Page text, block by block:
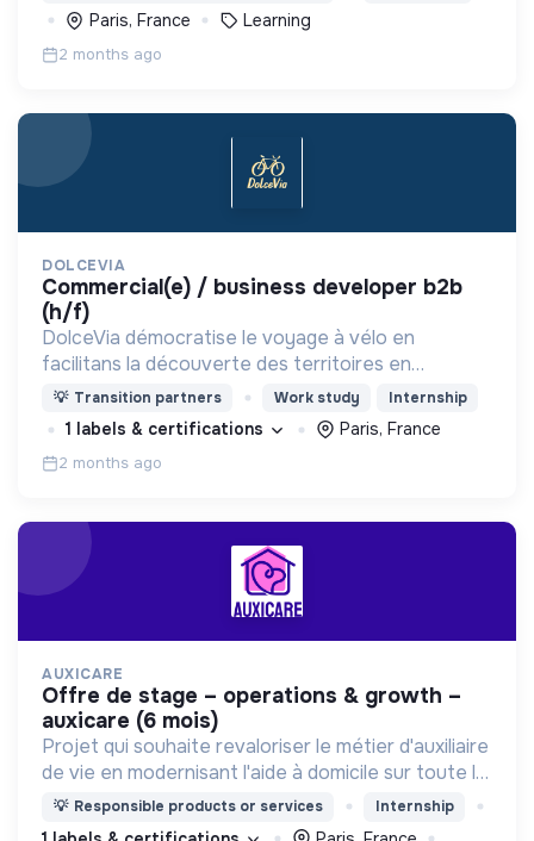
Paris, France Learning
2 months ago
DOLCEVIA
commercial(e) / business developer b2b
(h/f)
DolceVia démocratise le voyage à vélo en
facilitans la découverte des territoires en
combinant : location de vélos adaptés d'un point A
à B, itinéraires personnalisés et services clés en
main .
💡 Transition partners Work study Internship
1 labels & certifications Paris, France
2 months ago
AUXICARE
offre de stage – operations & growth –
auxicare (6 mois)
Projet qui souhaite revaloriser le métier d'auxiliaire
de vie en modernisant l'aide à domicile sur toute la
chaine (recrutement, matching, salaires, gestion
opérationnelle, etc.)
💡 Responsible products or services Internship